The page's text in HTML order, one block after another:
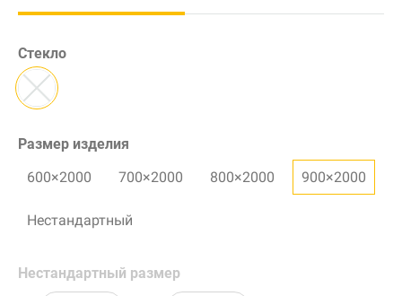
Стекло
Размер изделия
600×2000
700×2000 800×2000 900×2000
Нестандартный
Нестандартный размер